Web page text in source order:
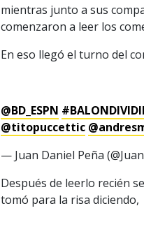
mientras junto a sus
comenzaron a leer los
En eso llegó el turno del
@BD_ESPN
@titopuccettic
— Juan Daniel Peña
Después de leerlo recién
tomó para la risa diciendo,